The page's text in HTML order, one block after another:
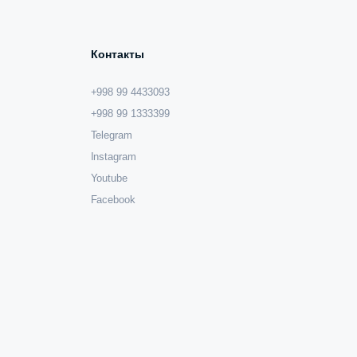
Контакты
+998 99 4433093
+998 99 1333399
Telegram
Instagram
Youtube
Facebook